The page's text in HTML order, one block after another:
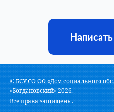
Написать
© БСУ СО ОО «Дом социального
«Богдановский» 2026.
Все права защищены.